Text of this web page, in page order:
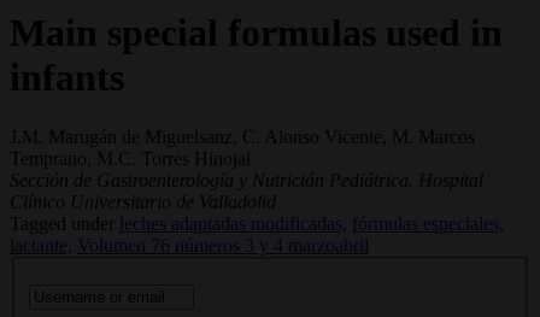
Main special formulas used in
infants
J.M. Marugán de Miguelsanz, C. Alonso Vicente, M. Marcos
Temprano, M.C. Torres Hinojal
Sección de Gastroenterología y Nutrición Pediátrica. Hospital
Clínico Universitario de Valladolid
Tagged under
leches adaptadas modificadas,
fórmulas especiales,
lactante,
Volumen 76 números 3 y 4 marzoabril